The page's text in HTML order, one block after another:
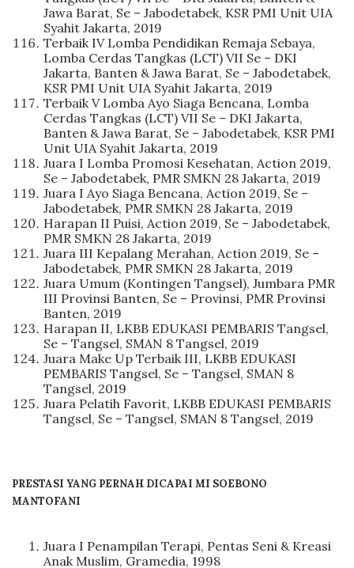
Jawa Barat, Se – Jabodetabek, KSR PMI Unit UIA
Syahit Jakarta, 2019
Terbaik IV Lomba Pendidikan Remaja Sebaya,
Lomba Cerdas Tangkas (LCT) VII Se – DKI
Jakarta, Banten & Jawa Barat, Se – Jabodetabek,
KSR PMI Unit UIA Syahit Jakarta, 2019
Terbaik V Lomba Ayo Siaga Bencana, Lomba
Cerdas Tangkas (LCT) VII Se – DKI Jakarta,
Banten & Jawa Barat, Se – Jabodetabek, KSR PMI
Unit UIA Syahit Jakarta, 2019
Juara I Lomba Promosi Kesehatan, Action 2019,
Se – Jabodetabek, PMR SMKN 28 Jakarta, 2019
Juara I Ayo Siaga Bencana, Action 2019, Se –
Jabodetabek, PMR SMKN 28 Jakarta, 2019
Harapan II Puisi, Action 2019, Se – Jabodetabek,
PMR SMKN 28 Jakarta, 2019
Juara III Kepalang Merahan, Action 2019, Se –
Jabodetabek, PMR SMKN 28 Jakarta, 2019
Juara Umum (Kontingen Tangsel), Jumbara PMR
III Provinsi Banten, Se – Provinsi, PMR Provinsi
Banten, 2019
Harapan II, LKBB EDUKASI PEMBARIS Tangsel,
Se – Tangsel, SMAN 8 Tangsel, 2019
Juara Make Up Terbaik III, LKBB EDUKASI
PEMBARIS Tangsel, Se – Tangsel, SMAN 8
Tangsel, 2019
Juara Pelatih Favorit, LKBB EDUKASI PEMBARIS
Tangsel, Se – Tangsel, SMAN 8 Tangsel, 2019
PRESTASI YANG PERNAH DICAPAI MI SOEBONO
MANTOFANI
Juara I Penampilan Terapi, Pentas Seni & Kreasi
Anak Muslim, Gramedia, 1998